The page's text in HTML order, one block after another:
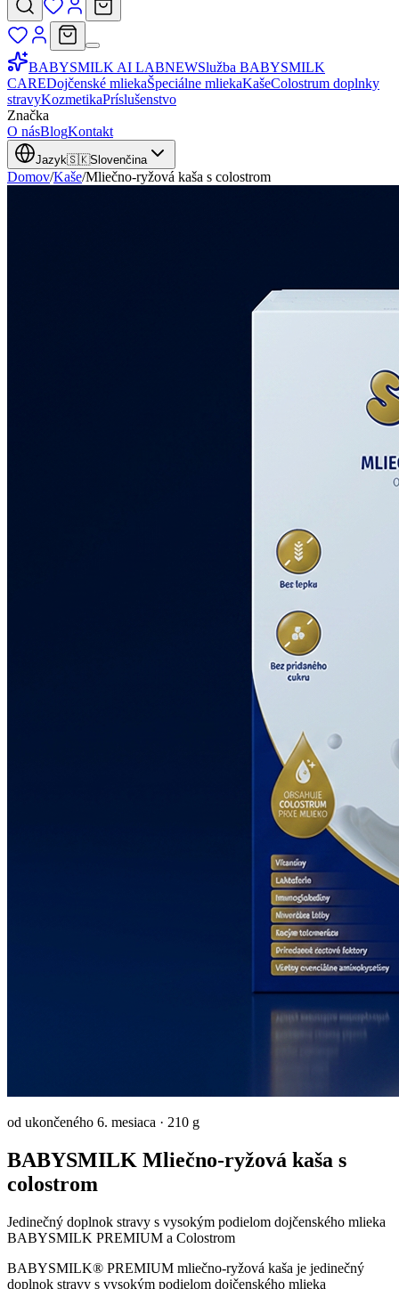
BABYSMILK AI LABNEWSlužba BABYSMILK
CAREDojčenské mliekaŠpeciálne mliekaKašeColostrum doplnky
stravyKozmetikaPríslušenstvo
Značka
O násBlogKontakt
Jazyk🇸🇰Slovenčina
Domov/Kaše/Mliečno-ryžová kaša s colostrom
od ukončeného 6. mesiaca · 210 g
BABYSMILK Mliečno-ryžová kaša s
colostrom
Jedinečný doplnok stravy s vysokým podielom dojčenského mlieka
BABYSMILK PREMIUM a Colostrom
BABYSMILK® PREMIUM mliečno-ryžová kaša je jedinečný
doplnok stravy s vysokým podielom dojčenského mlieka